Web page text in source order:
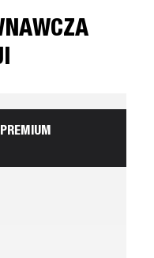
PREMIUM